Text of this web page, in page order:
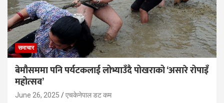
समाचार
बेमौसममा पनि पर्यटकलाई लोभ्याउँदै पोखराको ‘असारे रोपाइँ
महोत्सव’
June 26, 2025 एचकेनेपाल डट कम